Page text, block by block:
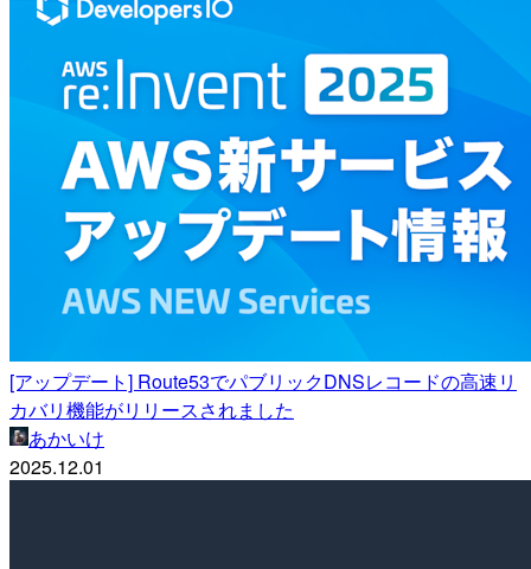
[アップデート] Route53でパブリックDNSレコードの高速リ
カバリ機能がリリースされました
あかいけ
2025.12.01